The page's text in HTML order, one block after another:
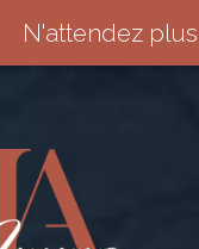
N'attendez